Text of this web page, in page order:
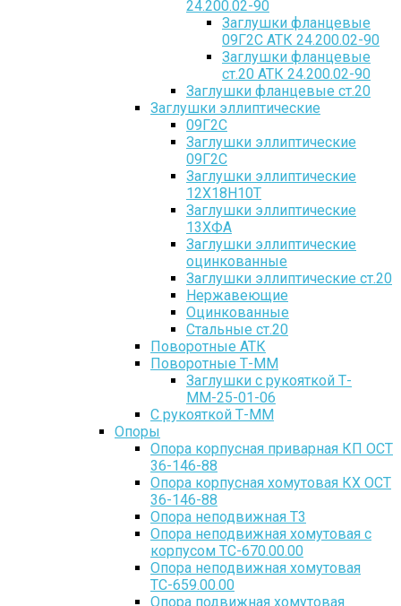
24.200.02-90
Заглушки фланцевые
09Г2С АТК 24.200.02-90
Заглушки фланцевые
ст.20 АТК 24.200.02-90
Заглушки фланцевые ст.20
Заглушки эллиптические
09Г2С
Заглушки эллиптические
09Г2С
Заглушки эллиптические
12Х18Н10Т
Заглушки эллиптические
13ХФА
Заглушки эллиптические
оцинкованные
Заглушки эллиптические ст.20
Нержавеющие
Оцинкованные
Стальные ст.20
Поворотные АТК
Поворотные Т-ММ
Заглушки с рукояткой Т-
ММ-25-01-06
С рукояткой Т-ММ
Опоры
Опора корпусная приварная КП ОСТ
36-146-88
Опора корпусная хомутовая КХ ОСТ
36-146-88
Опора неподвижная Т3
Опора неподвижная хомутовая с
корпусом ТС-670.00.00
Опора неподвижная хомутовая
ТС-659.00.00
Опора подвижная хомутовая